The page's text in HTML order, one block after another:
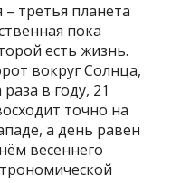
– третья планета
пока
есть жизнь.
вокруг Солнца,
в году, 21
точно на
а день равен
весеннего